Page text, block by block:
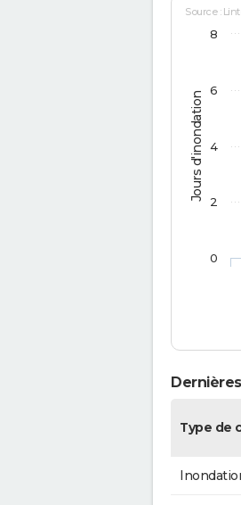
Jours d'inondation
Source :
0
2
4
6
8
Type de